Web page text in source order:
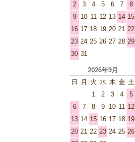
2
3 4 5 6 7
8
9
10 11 12 13 14 15
16 17 18 19 20 21 22
23 24 25 26 27 28 29
30 31
2026年9月
日
月 火 水 木 金 土
1
2 3 4
5
6
7 8 9 10 11 12
13 14 15 16 17 18 19
20 21 22 23 24 25 26